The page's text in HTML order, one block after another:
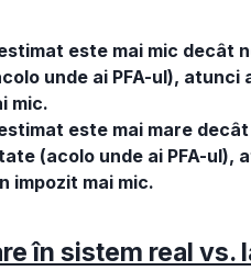
este mai mic decât
unde ai PFA-ul),
mic.
este mai mare
(acolo unde ai PFA-
impozit mai mic.
în sistem real vs.